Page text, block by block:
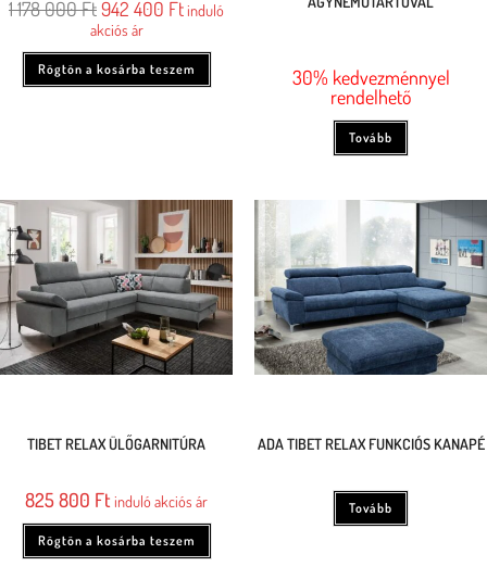
1 178 000Ft942 400 Ftinduló
akciós ár
Rögtön a kosárba teszem
30% kedvezménnyel
rendelhető
Tovább
TIBET RELAX ÜLŐGARNITÚRA
825 800 Ft induló akciós ár
Rögtön a kosárba teszem
ADA TIBET RELAX FUNKCIÓS KANAPÉ
Tovább